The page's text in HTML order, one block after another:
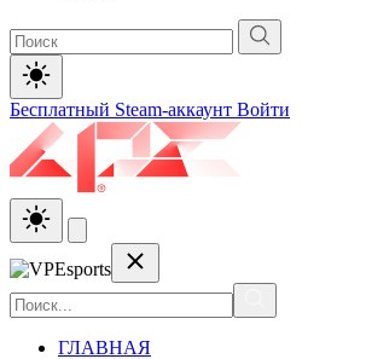
Бесплатный Steam-аккаунт Войти
ГЛАВНАЯ